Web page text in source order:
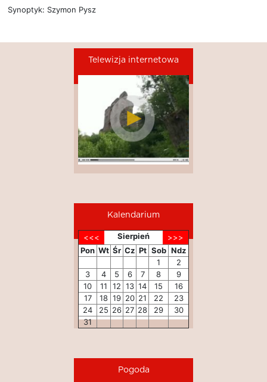
Synoptyk: Szymon Pysz
Telewizja internetowa
Kalendarium
Sierpień
Pon Wt Śr Cz Pt Sob Ndz
1
2
3
4 5 6 7 8
9
10
11 12 13 14 15
16
17
18 19 20 21 22
23
24
25 26 27 28 29
30
31
Pogoda